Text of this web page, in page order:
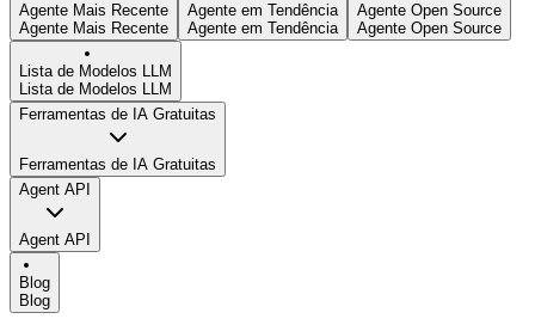
Agente Mais Recente
Agente Mais Recente
Agente em Tendência
Agente em Tendência
Agente Open Source
Agente Open Source
Lista de Modelos LLM
Lista de Modelos LLM
Ferramentas de IA Gratuitas
Ferramentas de IA Gratuitas
Agent API
Agent API
Blog
Blog